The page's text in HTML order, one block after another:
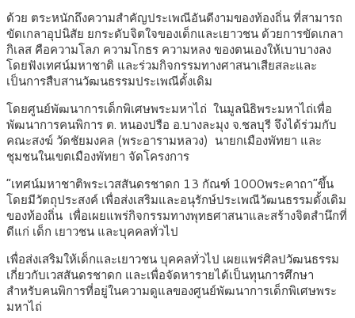
ด้วย ตระหนักถึงความสำคัญประเพณีอันดีงามของท้องถิ่น ที่สามารถ
ขัดเกลาอุปนิสัย ยกระดับจิตใจของเด็กและเยาวชน ด้วยการขัดเกลา
กิเลส คือความโลภ ความโกธร ความหลง ของตนเองให้เบาบางลง
โดยฟังเทศน์มหาชาติ และร่วมกิจกรรมทางศาสนาเสียสละและ
เป็นการสืบสานวัฒนธรรมประเพณีดั้งเดิม
โดยศูนย์พัฒนาการเด็กพิเศษพระมหาไถ่ ในมูลนิธิพระมหาไถ่เพื่อ
พัฒนาการคนพิการ ต. หนองปรือ อ.บางละมุง จ.ชลบุรี จึงได้ร่วมกับ
คณะสงฆ์ วัดชัยมงคล (พระอารามหลวง) นายกเมืองพัทยา และ
ชุมชนในเขตเมืองพัทยา จัดโครงการ
“เทศน์มหาชาติพระเวสสันดรชาดก 13 กัณฑ์ 1000พระคาถา”ขึ้น
โดยมีวัตถุประสงค์ เพื่อส่งเสริมและอนุรักษ์ประเพณีวัฒนธรรมดั้งเดิม
ของท้องถิ่น เพื่อเผยแพร่กิจกรรมทางพุทธศาสนาและสร้างจิตสำนึกที่
ดีแก่ เด็ก เยาวชน และบุคคลทั่วไป
เพื่อส่งเสริมให้เด็กและเยาวชน บุคคลทั่วไป เผยแพร่ศิลปวัฒนธรรม
เกี่ยวกับเวสสันดรชาดก และเพื่อจัดหารายได้เป็นทุนการศึกษา
สำหรับคนพิการที่อยู่ในความดูแลของศูนย์พัฒนาการเด็กพิเศษพระ
มหาไถ่